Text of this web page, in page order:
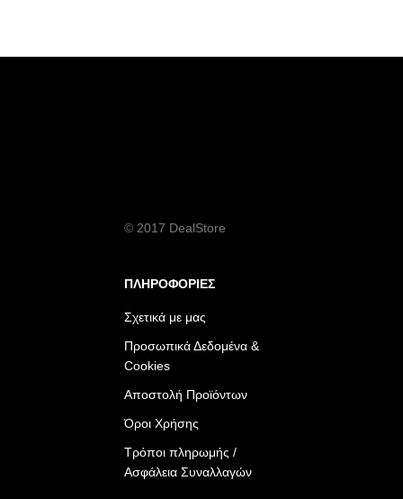
© 2017 DealStore
ΠΛΗΡΟΦΟΡΙΕΣ
Σχετικά με μας
Προσωπικά Δεδομένα &
Cookies
Αποστολή Προϊόντων
Όροι Χρήσης
Τρόποι πληρωμής /
Ασφάλεια Συναλλαγών